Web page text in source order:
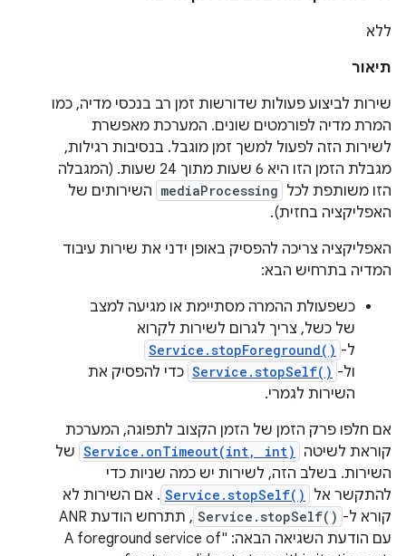
ללא
תיאור
שירות לביצוע פעולות שדורשות זמן רב בנכסי מדיה, כמו
המרת מדיה לפורמטים שונים. המערכת מאפשרת
לשירות הזה לפעול למשך זמן מוגבל. בנסיבות רגילות,
מגבלת הזמן הזו היא 6 שעות מתוך 24 שעות. (המגבלה
הזו משותפת לכל mediaProcessing השירותים של
האפליקציה בחזית).
האפליקציה צריכה להפסיק באופן ידני את שירות עיבוד
המדיה בתרחיש הבא:
כשפעולת ההמרה מסתיימת או מגיעה למצב
של כשל, צריך לגרום לשירות לקרוא
ל- Service.stopForeground()
ול- Service.stopSelf() כדי להפסיק את
השירות לגמרי.
אם חלפו פרק הזמן של הזמן הקצוב לתפוגה, המערכת
קוראת לשיטה
Service.onTimeout(int, int) של
השירות. בשלב הזה, לשירות יש כמה שניות כדי
להתקשר אל
Service.stopSelf() . אם השירות לא
קורא ל- Service.stopSelf()
, תתרחש הודעת ANR
עם הודעת השגיאה הבאה: "A foreground service of